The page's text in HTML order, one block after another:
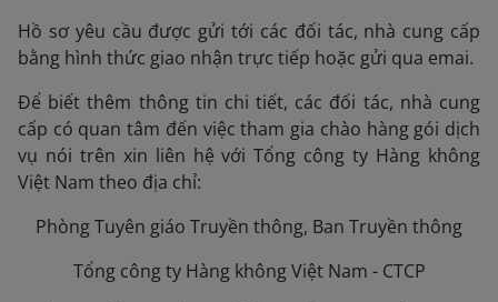
Hồ sơ yêu cầu được gửi tới các đối tác, nhà cung cấp
bằng hình thức giao nhận trực tiếp hoặc gửi qua emai.
Để biết thêm thông tin chi tiết, các đối tác, nhà cung
cấp có quan tâm đến việc tham gia chào hàng gói dịch
vụ nói trên xin liên hệ với Tổng công ty Hàng không
Việt Nam theo địa chỉ:
Phòng Tuyên giáo Truyền thông, Ban Truyền thông
Tổng công ty Hàng không Việt Nam - CTCP